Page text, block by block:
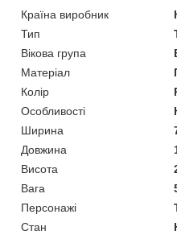
Країна виробник
Тип
Вікова група
Матеріал
Колір
Особливості
Ширина
Довжина
Висота
Вага
Персонажі
Стан